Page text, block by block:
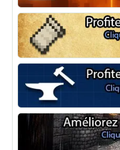
NeoForge
Minecraft Fabric
Minecraft Forge